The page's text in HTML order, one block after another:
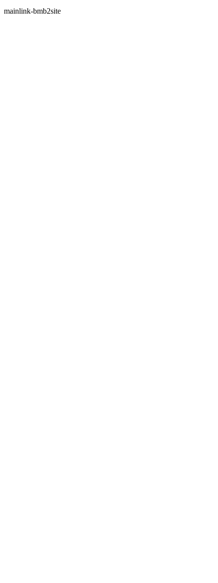
mainlink-bmb2site